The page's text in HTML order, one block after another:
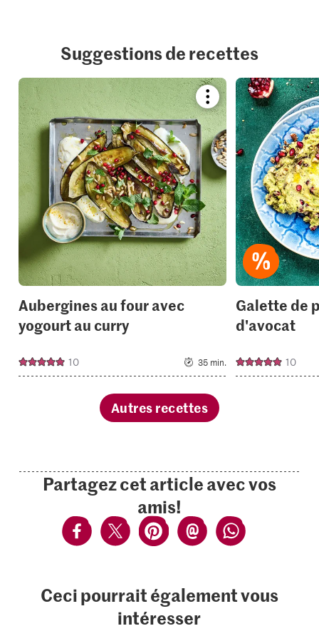
Suggestions de recettes
Bookmark
recipe
or
add
it
to
your
collections.
Aubergines au four avec
yogourt au curry
10 35 min.
Galette de
d'avocat
10
Autres recettes
Partagez cet article avec vos
amis!
Ceci pourrait également vous
intéresser